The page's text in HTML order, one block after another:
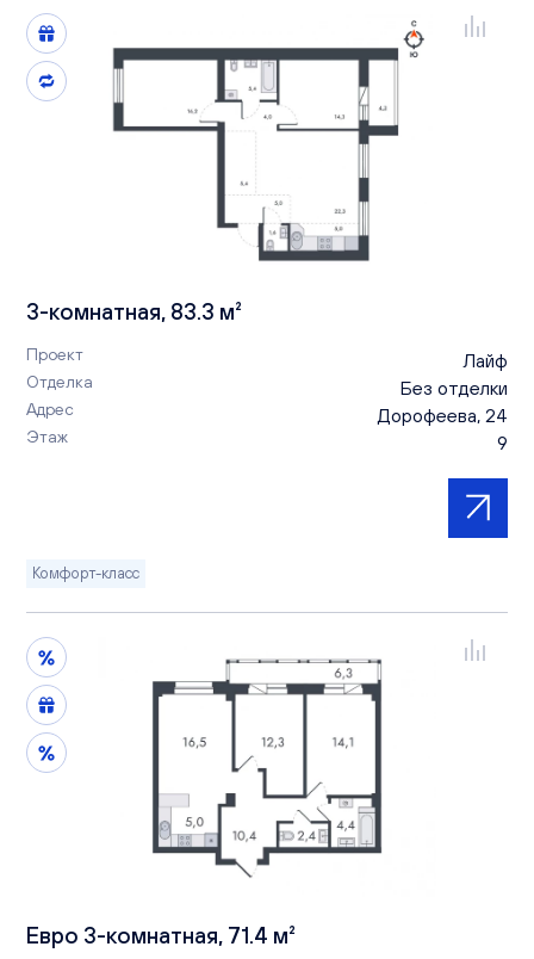
3-комнатная, 83.3 м²
Проект Лайф
Отделка Без отделки
Адрес Дорофеева, 24
Этаж 9
Комфорт-класс
Евро 3-комнатная, 71.4 м²